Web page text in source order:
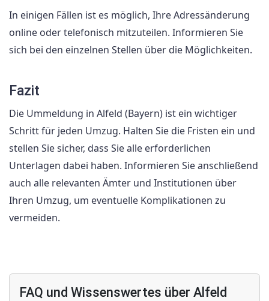
In einigen Fällen ist es möglich, Ihre Adressänderung
online oder telefonisch mitzuteilen. Informieren Sie
sich bei den einzelnen Stellen über die Möglichkeiten.
Fazit
Die Ummeldung in Alfeld (Bayern) ist ein wichtiger
Schritt für jeden Umzug. Halten Sie die Fristen ein und
stellen Sie sicher, dass Sie alle erforderlichen
Unterlagen dabei haben. Informieren Sie anschließend
auch alle relevanten Ämter und Institutionen über
Ihren Umzug, um eventuelle Komplikationen zu
vermeiden.
FAQ und Wissenswertes über Alfeld